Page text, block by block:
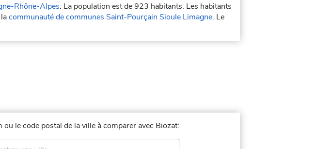
Rhône-Alpes. La population est de 923 habitants. Les habitants
communauté de communes Saint-Pourçain Sioule Limagne. Le
ou le code postal de la ville à comparer avec Biozat: